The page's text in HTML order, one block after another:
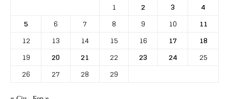
1
2 3
4
5
6 7 8 9 10
11
12
13 14 15 16 17
18
19
20 21 22 23 24
25
26
27 28
29